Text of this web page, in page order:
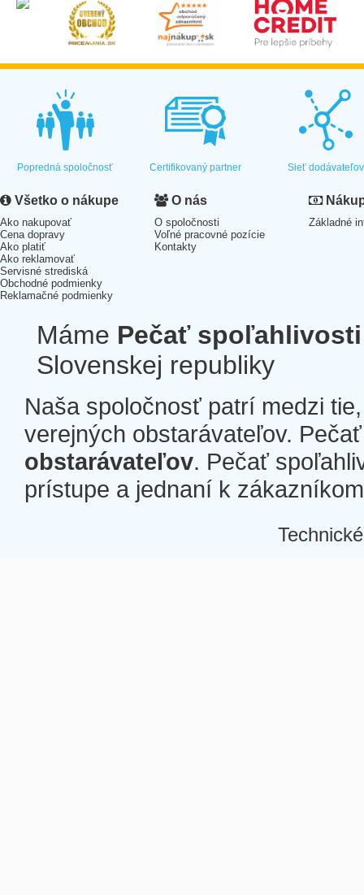
Popredná spoločnosť Certifikovaný partner Sieť dodávateľov
Všetko o nákupe
Ako nakupovať
Cena dopravy
Ako platiť
Ako reklamovať
Servisné strediská
Obchodné podmienky
Reklamačné podmienky
O nás
O spoločnosti
Voľné pracovné pozície
Kontakty
Základné
Máme Pečať spoľahlivosti
Slovenskej republiky
Naša spoločnosť patrí medzi
verejných obstarávateľov.
obstarávateľov. Pečať
prístupe a jednaní k